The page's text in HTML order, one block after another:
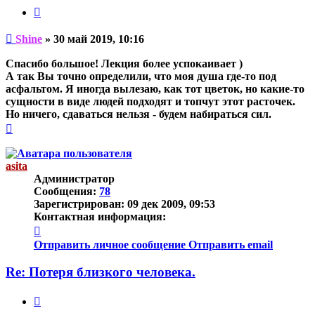
Непрочитанное
Shine » 30 май 2019, 10:16
Спасибо большое! Лекция более успокаивает )
А так Вы точно определили, что моя душа где-то под
асфальтом. Я иногда вылезаю, как тот цветок, но какие-то
сущности в виде людей подходят и топчут этот расточек.
Но ничего, сдаваться нельзя - будем набираться сил.
началу
asita
Администратор
Сообщения: 78
Зарегистрирован: 09 дек 2009, 09:53
Контактная информация:
информация
пользователя
Отправить личное сообщение Отправить email
Re: Потеря близкого человека.